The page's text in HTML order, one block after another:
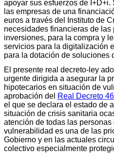
apoyar sus esfuerzos de I+D+i.
las empresas de una
euros a través del Instituto de
necesidades financieras de
inversiones, para la compra y
servicios para la digitalización
para la dotación de soluciones
El presente real decreto-ley
urgente dirigida a asegurar la
hipotecarios en situación de
aprobación del Real Decreto
el que se declara el estado de
situación de crisis sanitaria
atención de todas las
vulnerabilidad es una de las
Gobierno y en las actuales
colectivo especialmente